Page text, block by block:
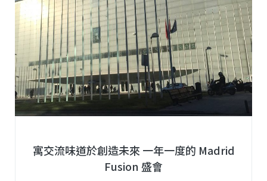
寓交流味道於創造未來 一年一度的 Madrid
Fusion 盛會